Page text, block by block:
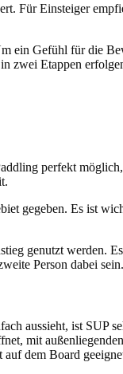
Für Einsteiger
ein Gefühl für die
zwei Etappen
perfekt
gegeben. Es ist
genutzt werden.
Person dabei sein.
aussieht, ist SUP
mit
dem Board